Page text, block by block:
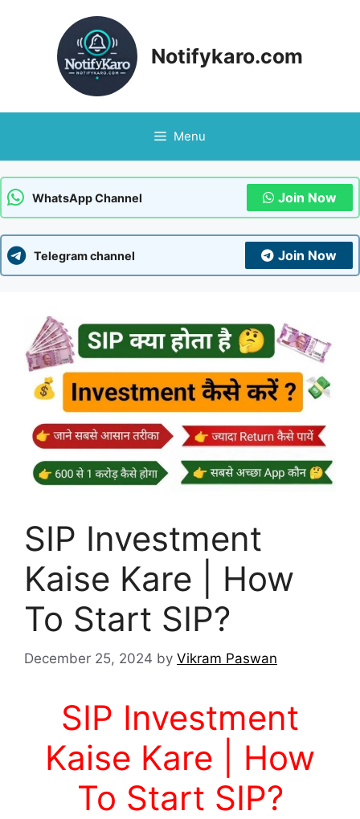
Notifykaro.com
Menu
WhatsApp Channel Join Now
Telegram channel Join Now
SIP Investment
Kaise Kare | How
To Start SIP?
December 25, 2024 by Vikram Paswan
SIP Investment
Kaise Kare | How
To Start SIP?